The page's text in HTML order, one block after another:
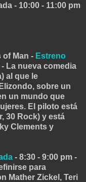
- 10:00 - 11:00 pm
of Man - Estreno
- La nueva comedia
al que le
sobre un
un mundo que
El piloto está
30 Rock) y está
Clements y
- 8:30 - 9:00 pm -
para
Mather Zickel, Teri